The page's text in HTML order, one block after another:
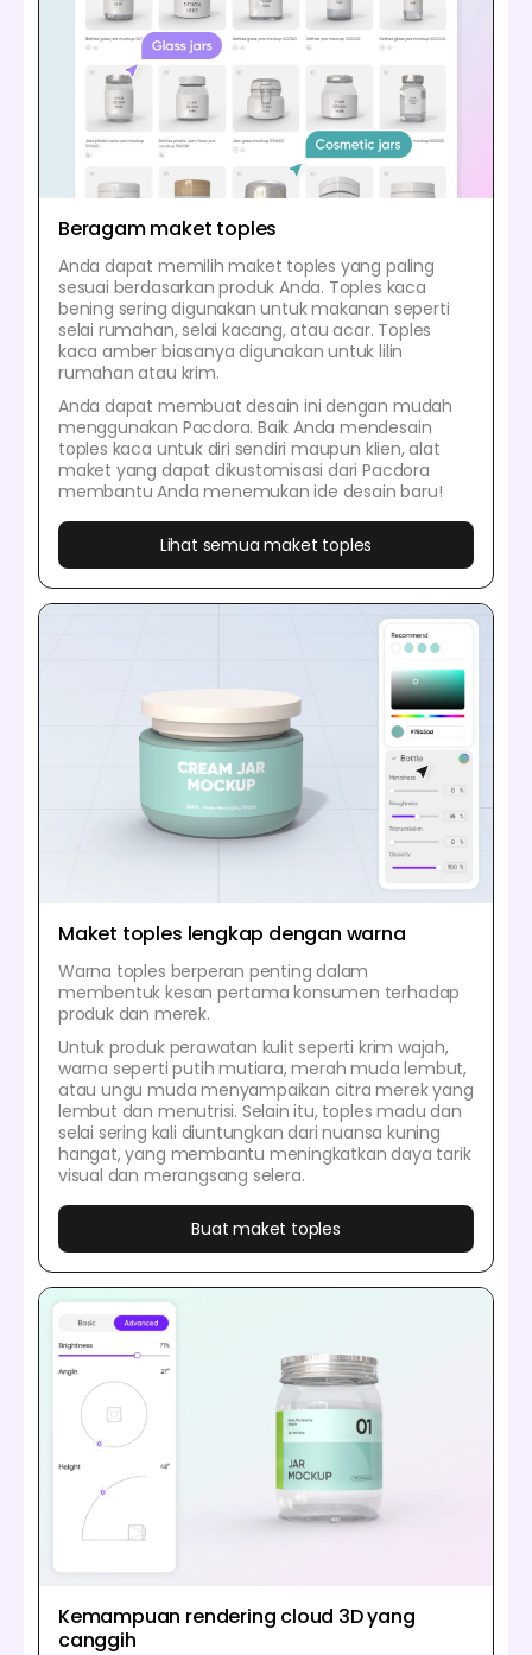
Beragam maket toples
Anda dapat memilih maket toples yang paling
sesuai berdasarkan produk Anda. Toples kaca
bening sering digunakan untuk makanan seperti
selai rumahan, selai kacang, atau acar. Toples
kaca amber biasanya digunakan untuk lilin
rumahan atau krim.
Anda dapat membuat desain ini dengan mudah
menggunakan Pacdora. Baik Anda mendesain
toples kaca untuk diri sendiri maupun klien, alat
maket yang dapat dikustomisasi dari Pacdora
membantu Anda menemukan ide desain baru!
Lihat semua maket toples
Maket toples lengkap dengan warna
Warna toples berperan penting dalam
membentuk kesan pertama konsumen terhadap
produk dan merek.
Untuk produk perawatan kulit seperti krim wajah,
warna seperti putih mutiara, merah muda lembut,
atau ungu muda menyampaikan citra merek yang
lembut dan menutrisi. Selain itu, toples madu dan
selai sering kali diuntungkan dari nuansa kuning
hangat, yang membantu meningkatkan daya tarik
visual dan merangsang selera.
Buat maket toples
Kemampuan rendering cloud 3D yang
canggih